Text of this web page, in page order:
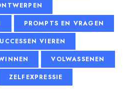
PROMPTS EN VRAGEN
VIEREN
VOLWASSENEN
ZELFEXPRESSIE